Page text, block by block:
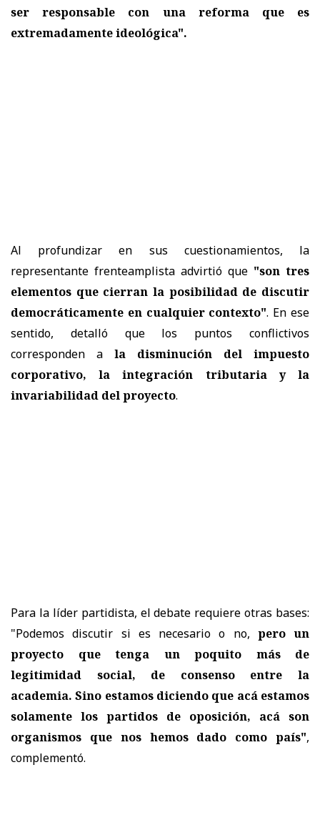
ser responsable con una reforma que es
extremadamente ideológica".
Al profundizar en sus cuestionamientos, la
representante frenteamplista advirtió que "son tres
elementos que cierran la posibilidad de discutir
democráticamente en cualquier contexto". En ese
sentido, detalló que los puntos conflictivos
corresponden a la disminución del impuesto
corporativo, la integración tributaria y la
invariabilidad del proyecto.
Para la líder partidista, el debate requiere otras bases:
"Podemos discutir si es necesario o no, pero un
proyecto que tenga un poquito más de
legitimidad social, de consenso entre la
academia. Sino estamos diciendo que acá estamos
solamente los partidos de oposición, acá son
organismos que nos hemos dado como país",
complementó.